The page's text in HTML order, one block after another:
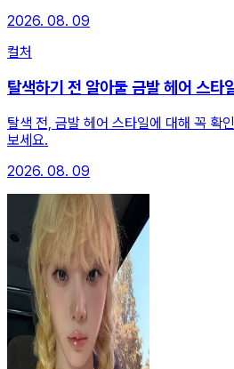
2026. 08. 09
컬처
탈색하기 전 알아둘 금발 헤어 스타
탈색 전, 금발 헤어 스타일에 대해 꼭 확
보세요.
2026. 08. 09